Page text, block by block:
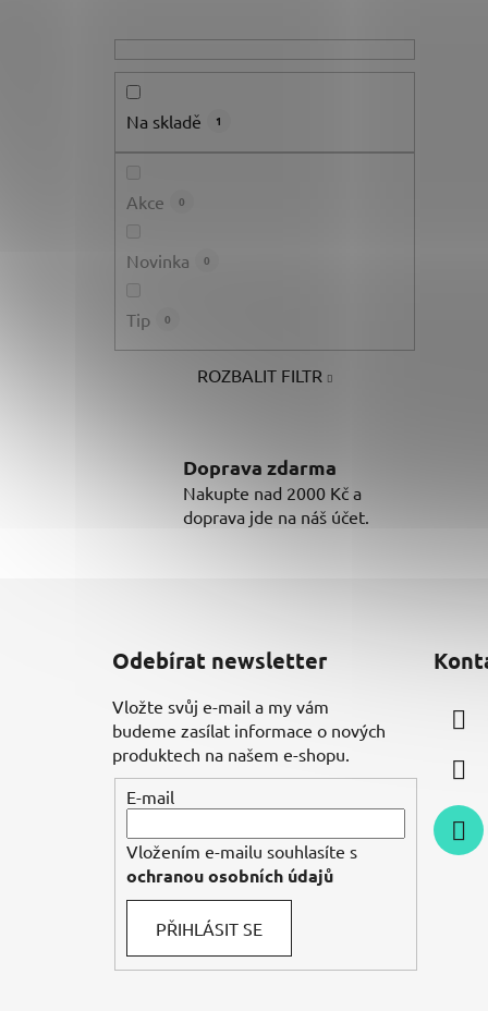
Na skladě 1
Akce 0
Novinka 0
Tip 0
ROZBALIT FILTR
Doprava zdarma
Nakupte nad 2000 Kč a
doprava jde na náš účet.
Odebírat newsletter
Vložte svůj e-mail a my vám
budeme zasílat informace o nových
produktech na našem e-shopu.
E-mail
Vložením e-mailu souhlasíte s
ochranou osobních údajů
PŘIHLÁSIT SE